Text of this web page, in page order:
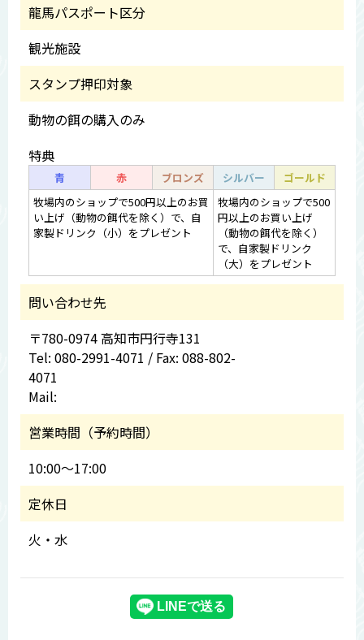
龍馬パスポート区分
観光施設
スタンプ押印対象
動物の餌の購入のみ
特典
青 赤 ブロンズ シルバー
ゴールド
牧場内のショップで500円以上のお買
い上げ（動物の餌代を除く）で、自
家製ドリンク（小）をプレゼント
牧場内のショップで500
円以上のお買い上げ
（動物の餌代を除く）
で、自家製ドリンク
（大）をプレゼント
問い合わせ先
〒780-0974 高知市円行寺131
Tel: 080-2991-4071 / Fax: 088-802-
4071
Mail:
営業時間（予約時間）
10:00～17:00
定休日
火・水